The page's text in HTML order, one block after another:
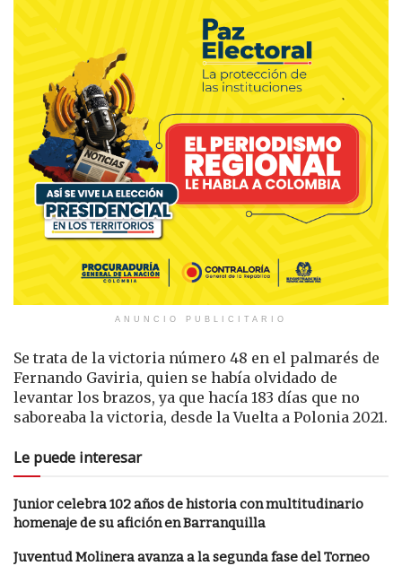
ANUNCIO PUBLICITARIO
Se trata de la victoria número 48 en el palmarés de
Fernando Gaviria, quien se había olvidado de
levantar los brazos, ya que hacía 183 días que no
saboreaba la victoria, desde la Vuelta a Polonia 2021.
Le puede interesar
Junior celebra 102 años de historia con multitudinario
homenaje de su afición en Barranquilla
Juventud Molinera avanza a la segunda fase del Torneo